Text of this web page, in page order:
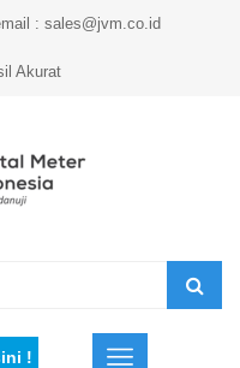
: sales@jvm.co.id
Akurat
!